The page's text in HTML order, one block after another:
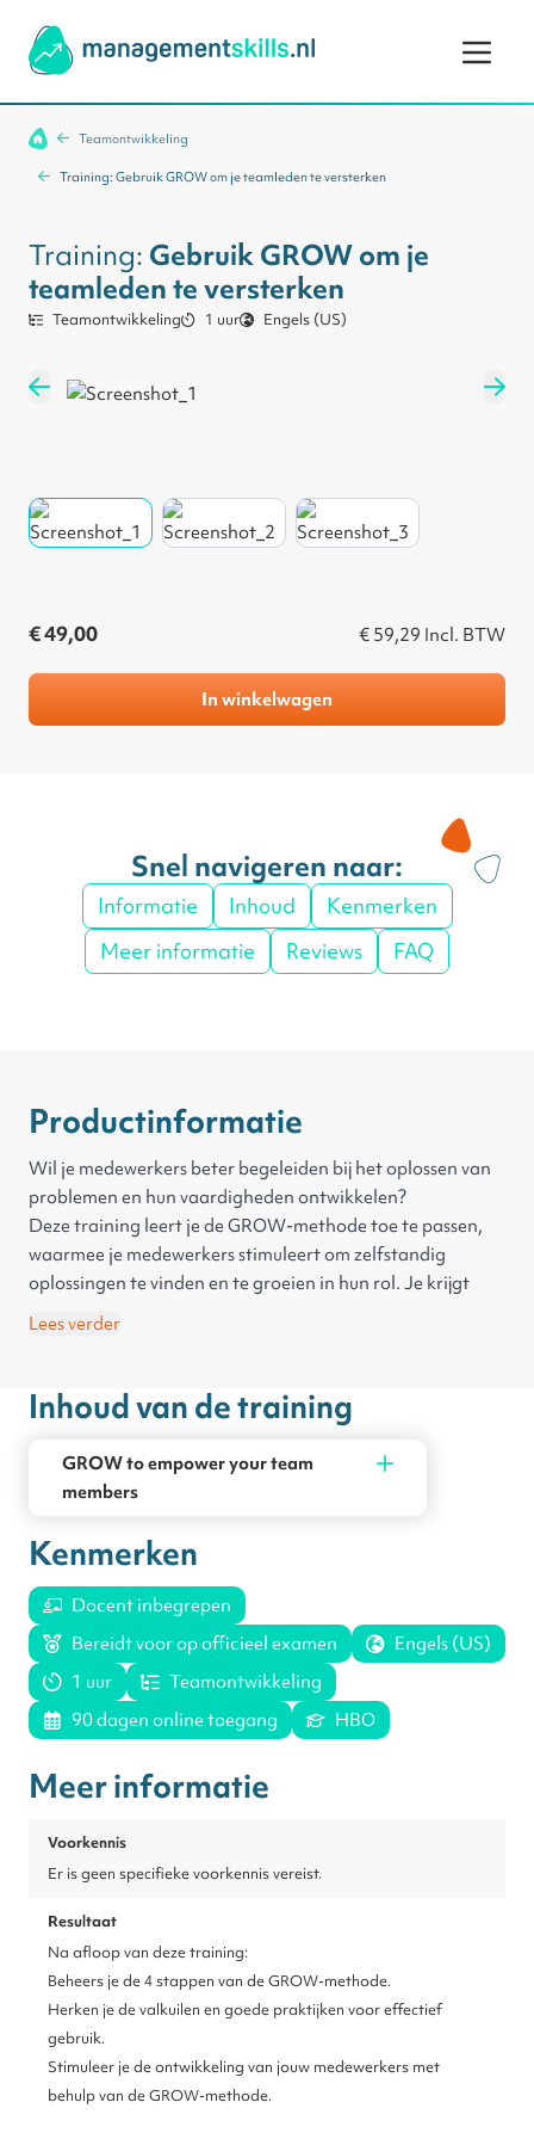
Teamontwikkeling
Training: Gebruik GROW om je teamleden te versterken
Training: Gebruik GROW om je
teamleden te versterken
Teamontwikkeling 1 uur Engels (US)
€ 49,00 € 59,29 Incl. BTW
In winkelwagen
Snel navigeren naar:
Informatie Inhoud
Kenmerken
Meer informatie
Reviews FAQ
Productinformatie
Wil je medewerkers beter begeleiden bij het oplossen van
problemen en hun vaardigheden ontwikkelen?
Deze training leert je de GROW-methode toe te passen,
waarmee je medewerkers stimuleert om zelfstandig
oplossingen te vinden en te groeien in hun rol. Je krijgt
praktische tips en oefent om de GROW-methode toe te
Engels. Wijzig de taalinstellingen in de training.
Lees verder
Inhoud van de training
GROW to empower your team
members
Kenmerken
Docent inbegrepen
Bereidt voor op officieel examen
Engels (US)
1 uur
Teamontwikkeling
90 dagen online toegang
HBO
Meer informatie
Voorkennis
Er is geen specifieke voorkennis vereist.
Resultaat
Na afloop van deze training:
Beheers je de 4 stappen van de GROW-methode.
Herken je de valkuilen en goede praktijken voor effectief
gebruik.
Stimuleer je de ontwikkeling van jouw medewerkers met
behulp van de GROW-methode.